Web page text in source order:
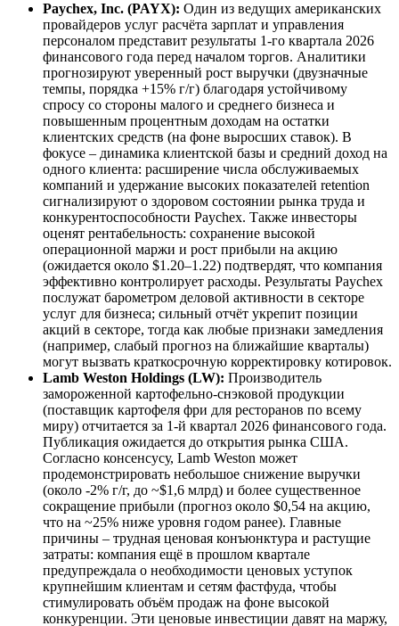
Paychex, Inc. (PAYX): Один из ведущих американских
провайдеров услуг расчёта зарплат и управления
персоналом представит результаты 1-го квартала 2026
финансового года перед началом торгов. Аналитики
прогнозируют уверенный рост выручки (двузначные
темпы, порядка +15% г/г) благодаря устойчивому
спросу со стороны малого и среднего бизнеса и
повышенным процентным доходам на остатки
клиентских средств (на фоне выросших ставок). В
фокусе – динамика клиентской базы и средний доход на
одного клиента: расширение числа обслуживаемых
компаний и удержание высоких показателей retention
сигнализируют о здоровом состоянии рынка труда и
конкурентоспособности Paychex. Также инвесторы
оценят рентабельность: сохранение высокой
операционной маржи и рост прибыли на акцию
(ожидается около $1.20–1.22) подтвердят, что компания
эффективно контролирует расходы. Результаты Paychex
послужат барометром деловой активности в секторе
услуг для бизнеса; сильный отчёт укрепит позиции
акций в секторе, тогда как любые признаки замедления
(например, слабый прогноз на ближайшие кварталы)
могут вызвать краткосрочную корректировку котировок.
Lamb Weston Holdings (LW): Производитель
замороженной картофельно-снэковой продукции
(поставщик картофеля фри для ресторанов по всему
миру) отчитается за 1-й квартал 2026 финансового года.
Публикация ожидается до открытия рынка США.
Согласно консенсусу, Lamb Weston может
продемонстрировать небольшое снижение выручки
(около -2% г/г, до ~$1,6 млрд) и более существенное
сокращение прибыли (прогноз около $0,54 на акцию,
что на ~25% ниже уровня годом ранее). Главные
причины – трудная ценовая конъюнктура и растущие
затраты: компания ещё в прошлом квартале
предупреждала о необходимости ценовых уступок
крупнейшим клиентам и сетям фастфуда, чтобы
стимулировать объём продаж на фоне высокой
конкуренции. Эти ценовые инвестиции давят на маржу,